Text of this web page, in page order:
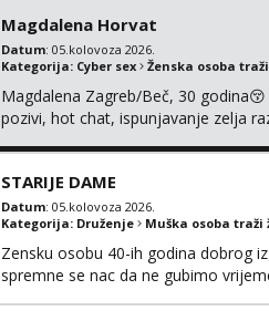
Magdalena Horvat
Datum: 05.kolovoza 2026.
Kategorija: Cyber sex Ženska osoba
Magdalena Zagreb/Beč, 30
pozivi, hot chat, ispunjavanje zelja
SVOJE NAJVECE FANTAZIJE😈 CEKA...
STARIJE DAME
Datum: 05.kolovoza 2026.
Kategorija: Druženje Muška osoba traži
Zensku osobu 40-ih godina dobrog
spremne se nac da ne gubimo